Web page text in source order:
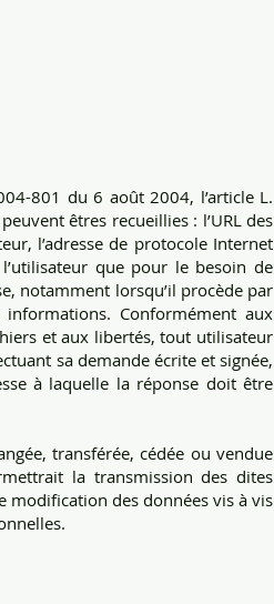
801 du 6 août 2004, l’article L.
êtres recueillies : l’URL des
l’adresse de protocole Internet
que pour le besoin de
notamment lorsqu’il procède par
Conformément aux
et aux libertés, tout utilisateur
sa demande écrite et signée,
à laquelle la réponse doit être
transférée, cédée ou vendue
la transmission des dites
modification des données vis à vis